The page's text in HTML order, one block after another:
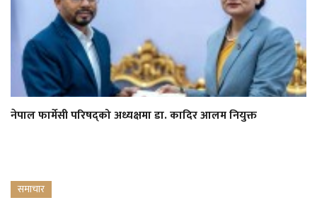
नेपाल फार्मेसी परिषद्को अध्यक्षमा डा. कादिर आलम नियुक्त
समाचार